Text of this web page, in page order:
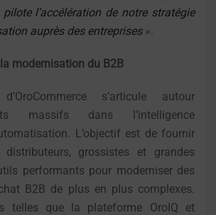
l’accélération de notre stratégie
auprès des entreprises».
modernisation du B2B
s’articule autour
massifs dans l’intelligence
L’objectif est de fournir
grossistes et grandes
performants pour moderniser des
B2B de plus en plus complexes.
telles que la plateforme OroIQ et